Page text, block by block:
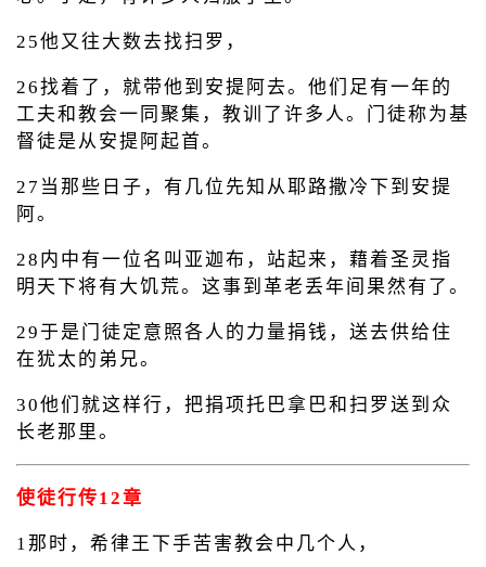
25他又往大数去找扫罗，
26找着了，就带他到安提阿去。他们足有一年的
工夫和教会一同聚集，教训了许多人。门徒称为基
督徒是从安提阿起首。
27当那些日子，有几位先知从耶路撒冷下到安提
阿。
28内中有一位名叫亚迦布，站起来，藉着圣灵指
明天下将有大饥荒。这事到革老丢年间果然有了。
29于是门徒定意照各人的力量捐钱，送去供给住
在犹太的弟兄。
30他们就这样行，把捐项托巴拿巴和扫罗送到众
长老那里。
使徒行传12章
1那时，希律王下手苦害教会中几个人，